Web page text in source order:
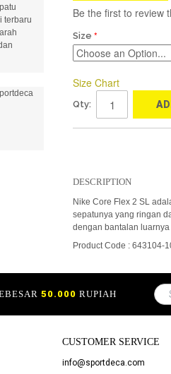
terbaru
Be the first to review
Size
Size Chart
Qty:
DESCRIPTION
Nike Core Flex 2 SL
sepatunya yang ringan
dengan bantalan
Product Code : 643104-
50.000 RUPIAH
CUSTOMER SERVICE
info@sportdeca.com